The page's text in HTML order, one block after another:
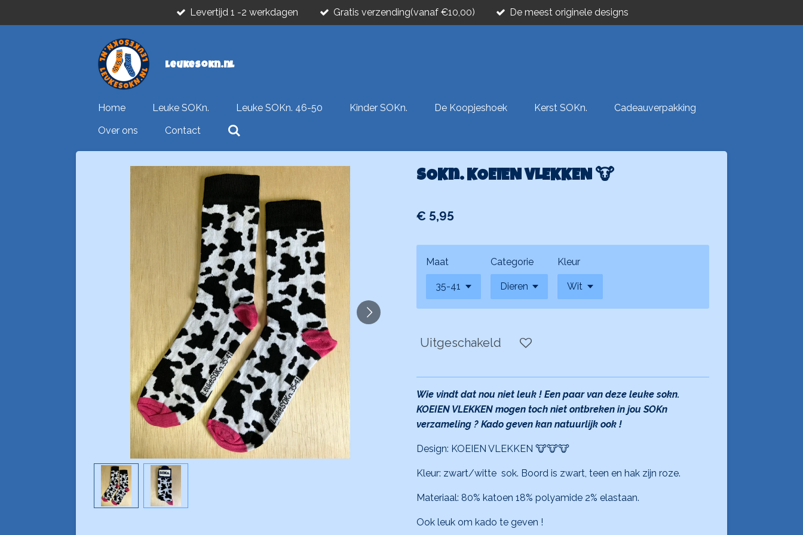
direct
Levertijd 1 -2 werkdagen Gratis verzending(vanaf €10,00) De meest originele designs
leukesokn.nl
Home Leuke SOKn. Leuke SOKn. 46-50 Kinder SOKn. De Koopjeshoek Kerst SOKn.
Cadeauverpakking
Over ons
Contact
SOKn. KOEIEN VLEKKEN 🐮
€ 5,95
Maat Categorie Kleur
Uitgeschakeld
Wie vindt dat nou niet leuk ! Een paar van deze leuke sokn.
KOEIEN VLEKKEN mogen toch niet ontbreken in jou SOKn
verzameling ? Kado geven kan natuurlijk ook !
Design: KOEIEN VLEKKEN 🐮🐮🐮
Kleur: zwart/witte sok. Boord is zwart, teen en hak zijn roze.
Materiaal: 80% katoen 18% polyamide 2% elastaan.
Ook leuk om kado te geven !